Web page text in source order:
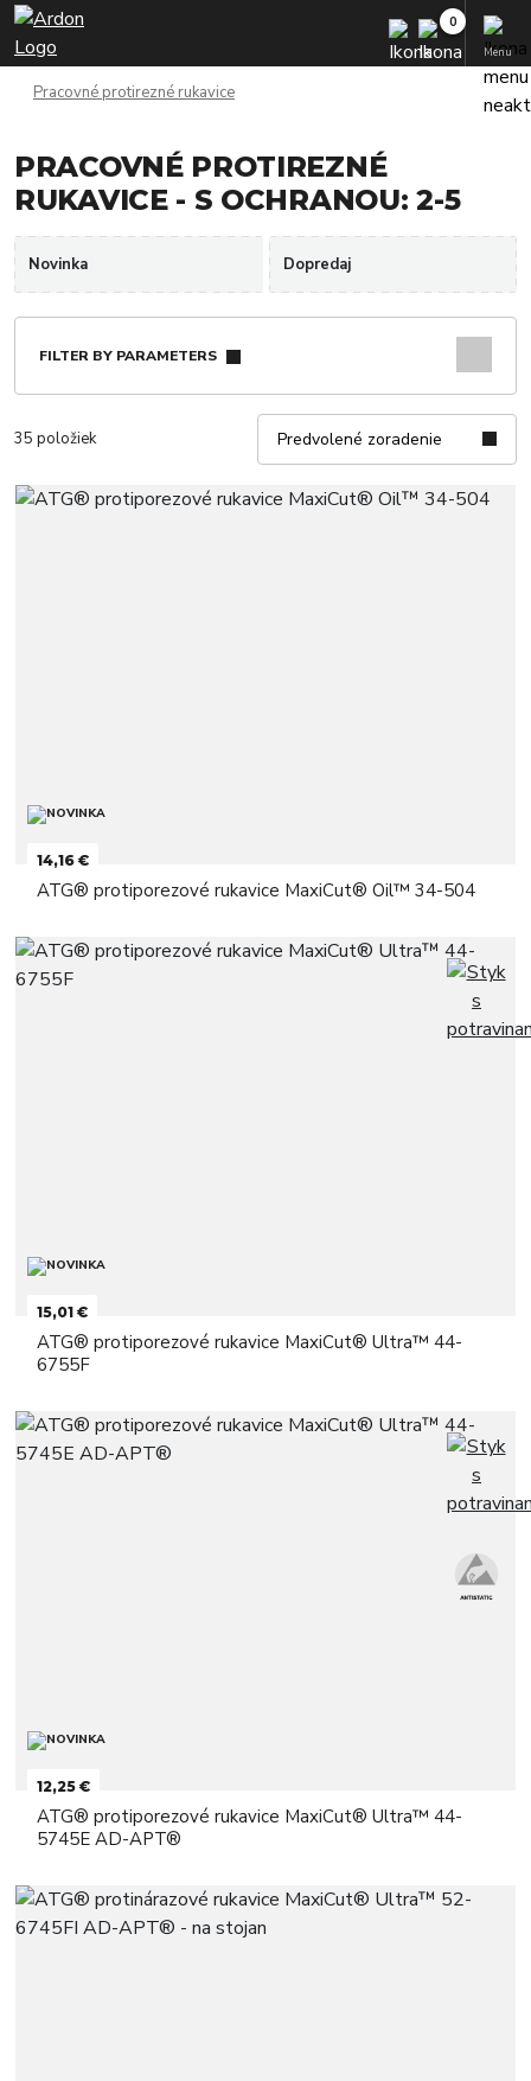
Menu
Pracovné protirezné rukavice
PRACOVNÉ PROTIREZNÉ
RUKAVICE - S OCHRANOU: 2-5
Novinka Dopredaj
FILTER BY PARAMETERS
35 položiek Predvolené zoradenie
14,16 €
ATG® protiporezové rukavice MaxiCut® Oil™ 34-504
15,01 €
ATG® protiporezové rukavice MaxiCut® Ultra™ 44-
6755F
12,25 €
ATG® protiporezové rukavice MaxiCut® Ultra™ 44-
5745E AD-APT®